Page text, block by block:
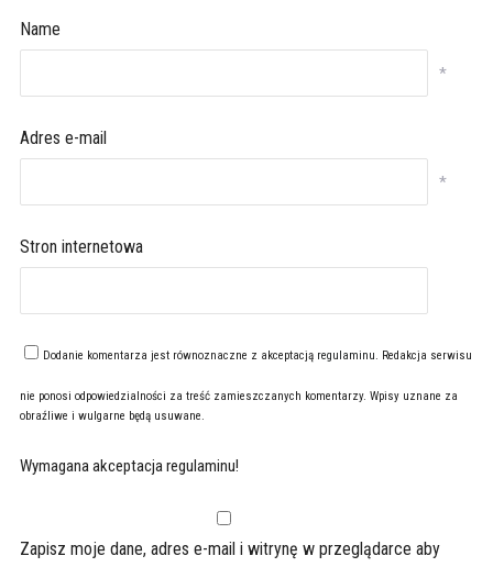
Name
*
Adres e-mail
*
Stron internetowa
Dodanie komentarza jest równoznaczne z akceptacją regulaminu. Redakcja serwisu
nie ponosi odpowiedzialności za treść zamieszczanych komentarzy. Wpisy uznane za
obraźliwe i wulgarne będą usuwane.
Wymagana akceptacja regulaminu!
Zapisz moje dane, adres e-mail i witrynę w przeglądarce aby